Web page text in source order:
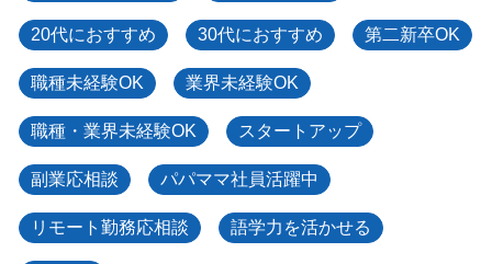
20代におすすめ 30代におすすめ 第二新卒OK
職種未経験OK 業界未経験OK
職種・業界未経験OK スタートアップ
副業応相談 パパママ社員活躍中
リモート勤務応相談 語学力を活かせる